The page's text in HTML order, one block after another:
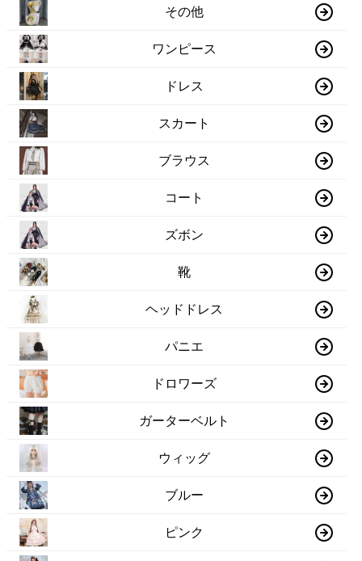
その他
ワンピース
ドレス
スカート
ブラウス
コート
ズボン
靴
ヘッドドレス
パニエ
ドロワーズ
ガーターベルト
ウィッグ
ブルー
ピンク